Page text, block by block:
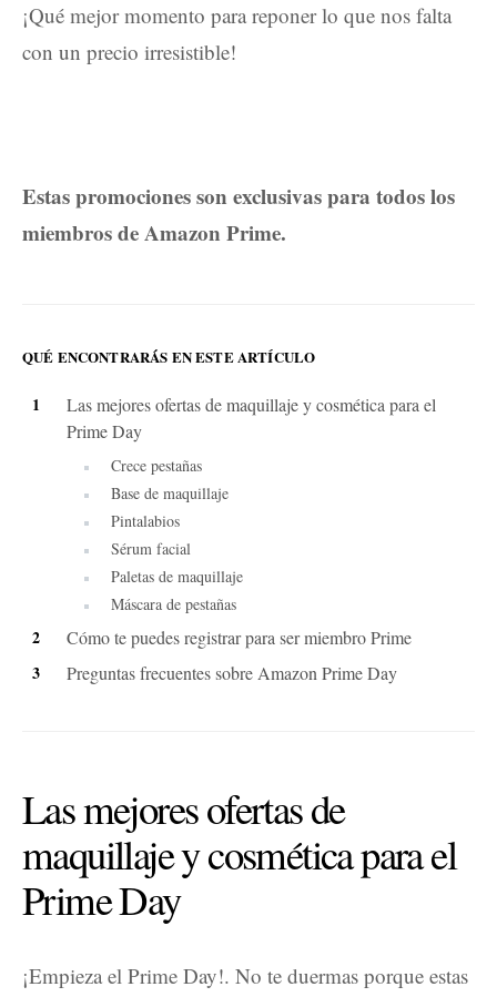
¡Qué mejor momento para reponer lo que nos falta
con un precio irresistible!
Estas promociones son exclusivas para todos los
miembros de Amazon Prime.
QUÉ ENCONTRARÁS EN ESTE ARTÍCULO
Las mejores ofertas de maquillaje y cosmética para el
Prime Day
Crece pestañas
Base de maquillaje
Pintalabios
Sérum facial
Paletas de maquillaje
Máscara de pestañas
Cómo te puedes registrar para ser miembro Prime
Preguntas frecuentes sobre Amazon Prime Day
Las mejores ofertas de
maquillaje y cosmética para el
Prime Day
¡Empieza el Prime Day!. No te duermas porque estas